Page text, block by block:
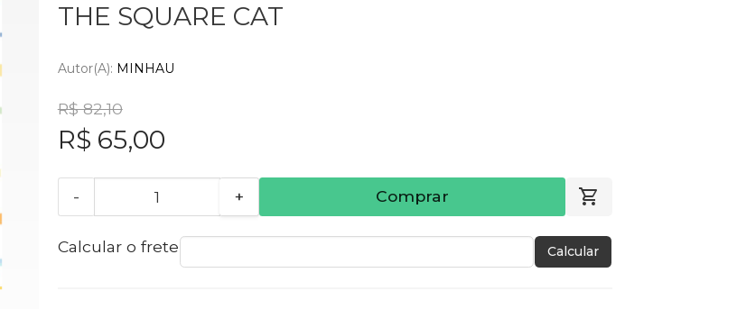
THE SQUARE CAT
Autor(a): MINHAU
R$ 82,10
R$ 65,00
- + Comprar
Calcular o frete Calcular